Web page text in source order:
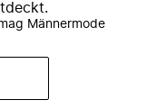
Männermode